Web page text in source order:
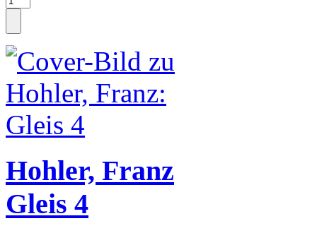
Hohler, Franz
Gleis 4